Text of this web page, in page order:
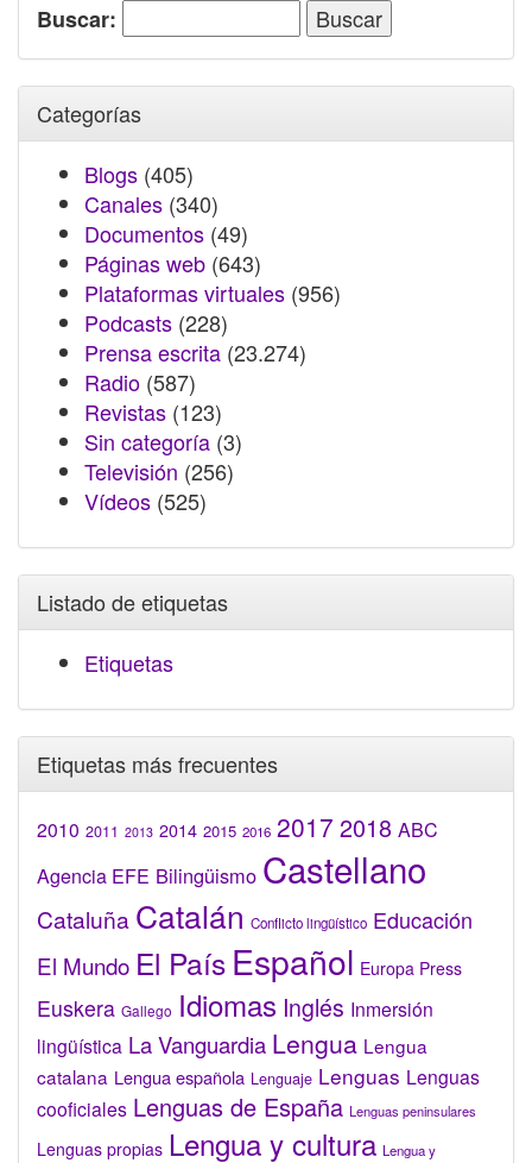
Buscar:
Categorías
Blogs (405)
Canales (340)
Documentos (49)
Páginas web (643)
Plataformas virtuales (956)
Podcasts (228)
Prensa escrita (23.274)
Radio (587)
Revistas (123)
Sin categoría (3)
Televisión (256)
Vídeos (525)
Listado de etiquetas
Etiquetas
Etiquetas más frecuentes
2010 2011 2013 2014 2015 2016 2017 2018 ABC
Agencia EFE Bilingüismo Castellano
Cataluña Catalán Conflicto lingüístico Educación
El Mundo El País Español Europa Press
Euskera Gallego Idiomas Inglés Inmersión
lingüística La Vanguardia Lengua Lengua
catalana Lengua española Lenguaje Lenguas Lenguas
cooficiales Lenguas de España Lenguas peninsulares
Lenguas propias Lengua y cultura Lengua y